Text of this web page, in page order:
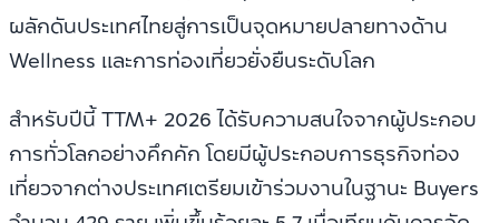
ผลักดันประเทศไทยสู่การเป็นจุดหมายปลายทางด้าน
Wellness และการท่องเที่ยวยั่งยืนระดับโลก
สำหรับปีนี้ TTM+ 2026 ได้รับความสนใจจากผู้ประกอบ
การทั่วโลกอย่างคึกคัก โดยมีผู้ประกอบการธุรกิจท่อง
เที่ยวจากต่างประเทศเตรียมเข้าร่วมงานในฐานะ Buyers